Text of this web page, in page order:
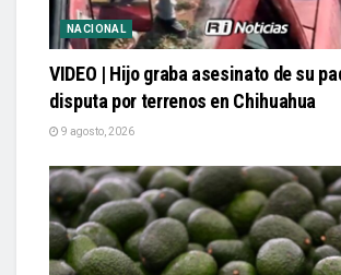
NACIONAL
VIDEO | Hijo graba asesinato de su
disputa por terrenos en Chihuahua
9 agosto, 2026